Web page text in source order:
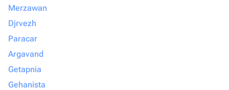
Merzawan
Djrvezh
Paracar
Argavand
Getapnia
Gehanista